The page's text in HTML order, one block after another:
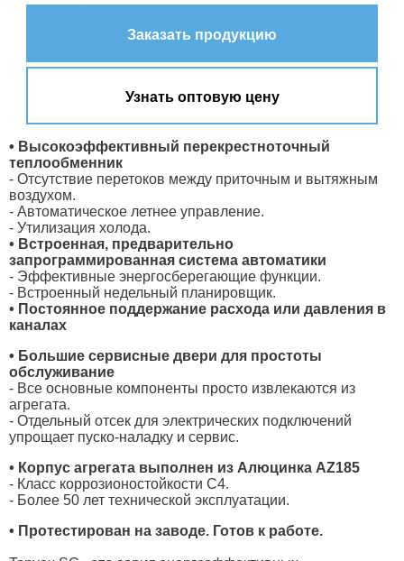
Заказать продукцию
Узнать оптовую цену
• Высокоэффективный перекрестноточный
теплообменник
- Отсутствие перетоков между приточным и вытяжным
воздухом.
- Автоматическое летнее управление.
- Утилизация холода.
• Встроенная, предварительно
запрограммированная система автоматики
- Эффективные энергосберегающие функции.
- Встроенный недельный планировщик.
• Постоянное поддержание расхода или давления в
каналах
• Большие сервисные двери для простоты
обслуживание
- Все основные компоненты просто извлекаются из
агрегата.
- Отдельный отсек для электрических подключений
упрощает пуско-наладку и сервис.
• Корпус агрегата выполнен из Алюцинка AZ185
- Класс коррозионостойкости С4.
- Более 50 лет технической эксплуатации.
• Протестирован на заводе. Готов к работе.